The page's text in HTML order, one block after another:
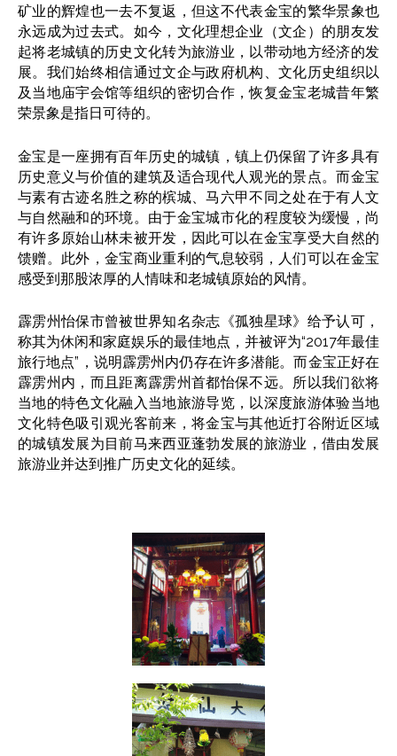
矿业的辉煌也一去不复返，但这不代表金宝的繁华景象也
永远成为过去式。如今，文化理想企业（文企）的朋友发
起将老城镇的历史文化转为旅游业，以带动地方经济的发
展。我们始终相信通过文企与政府机构、文化历史组织以
及当地庙宇会馆等组织的密切合作，恢复金宝老城昔年繁
荣景象是指日可待的。
金宝是一座拥有百年历史的城镇，镇上仍保留了许多具有
历史意义与价值的建筑及 适合现代人观光的景点。而金宝
与素有古迹名胜之称的槟城、马六甲不同之处在于有人文
与自然融和的环境。由于金宝城市化的程度较为缓慢，尚
有许多原始山林未被开发，因此可以在金宝享受大自然的
馈赠。此外，金宝商业重利的气息较弱，人们可以在金宝
感受到那股浓厚的人情味和老城镇原始的风情。
霹雳州怡保市曾被世界知名杂志《孤独星球》给予认可，
称其为休闲和家庭娱乐的最佳地点，并被评为“2017年最佳
旅行地点”，说明霹雳州内仍存在许多潜能。而金宝正好在
霹雳州内，而且距离霹雳州首都怡保不远。所以我们欲将
当地的特色文化融入当地旅游导览，以深度旅游体验当地
文化特色吸引观光客前来，将金宝与其他近打谷附近区域
的城镇发展为目前马来西亚蓬勃发展的旅游业，借由发展
旅游业并达到推广历史文化的延续。